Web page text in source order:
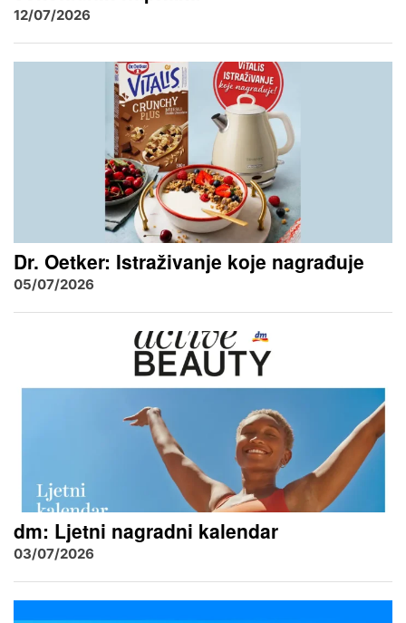
12/07/2026
Dr. Oetker: Istraživanje koje nagrađuje
05/07/2026
dm: Ljetni nagradni kalendar
03/07/2026